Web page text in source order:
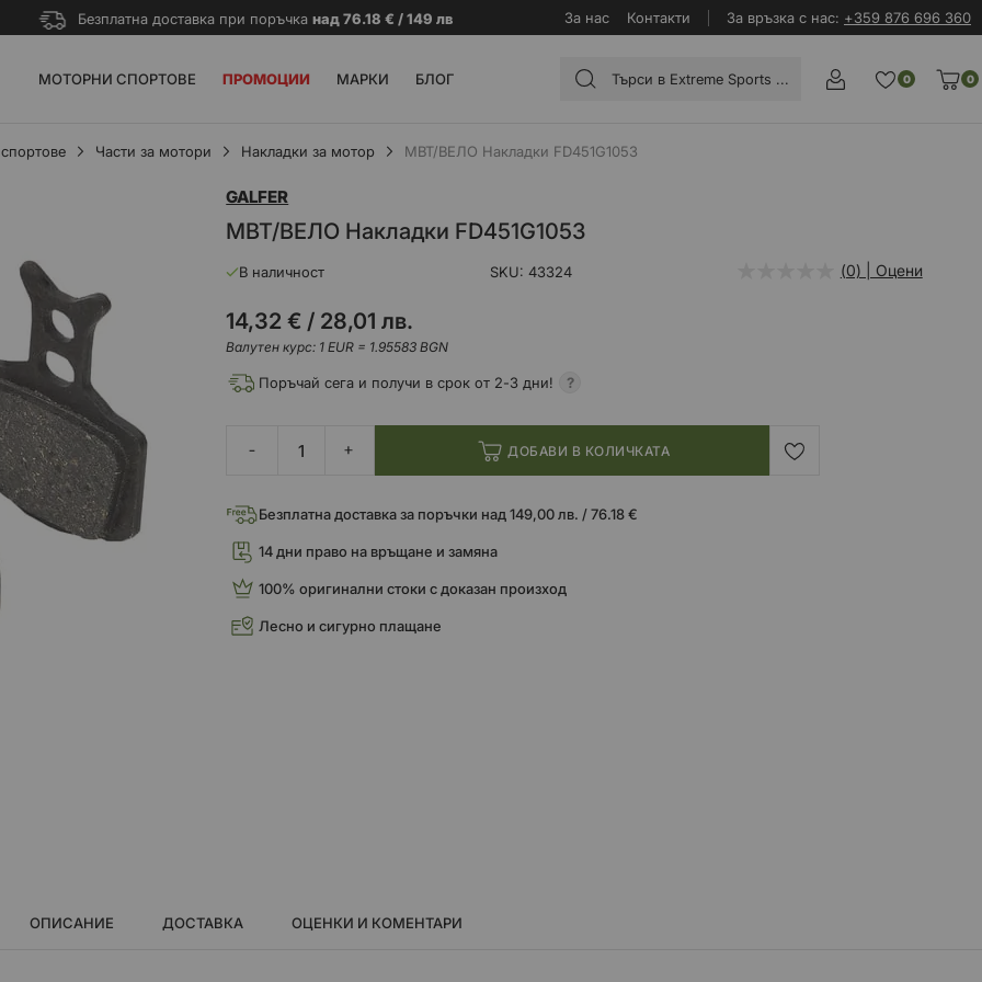
Безплатна доставка при поръчка над 76.18 € / 149 лв За нас Контакти За връзка с нас: +359 876 696 360
МОТОРНИ СПОРТОВЕ ПРОМОЦИИ МАРКИ БЛОГ 0
0
Части за мотори Накладки за мотор MBT/ВЕЛО Накладки FD451G1053
MBT/ВЕЛО Накладки FD451G1053
GALFER
В наличност SKU 43324 (0) | Оцени
14,32 € / 28,01 лв.
Валутен курс: 1 EUR = 1.95583 BGN
Поръчай сега и получи в срок от 2-3 дни!
ДОБАВИ В КОЛИЧКАТА
Безплатна доставка за поръчки над 149,00 лв. / 76.18 €
14 дни право на връщане и замяна
100% оригинални стоки с доказан произход
Лесно и сигурно плащане
ОПИСАНИЕ ДОСТАВКА ОЦЕНКИ И КОМЕНТАРИ